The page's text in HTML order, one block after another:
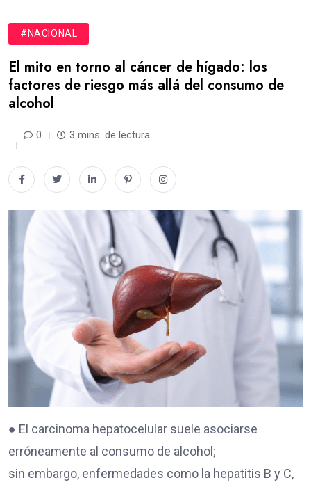
#NACIONAL
El mito en torno al cáncer de hígado: los
factores de riesgo más allá del consumo de
alcohol
0 3 mins. de lectura
● El carcinoma hepatocelular suele asociarse
erróneamente al consumo de alcohol;
sin embargo, enfermedades como la hepatitis B y C,